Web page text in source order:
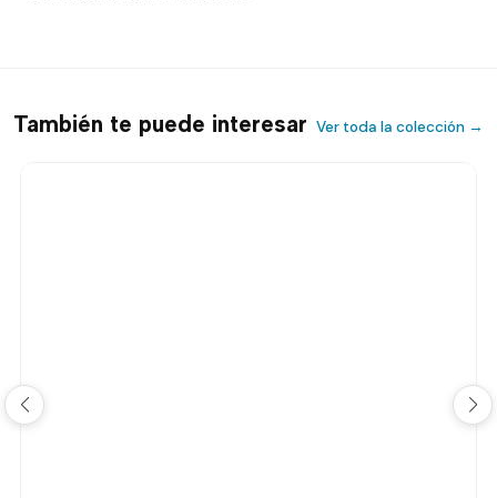
También te puede interesar Ver toda la colección →